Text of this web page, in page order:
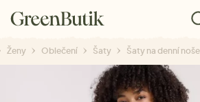
Ženy Oblečení Šaty Šaty na denní